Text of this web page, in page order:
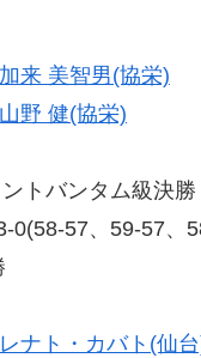
加来 美智男(協栄)
山野 健(協栄)
トバンタム級決勝
0(58-57、59-57、
レナト・カバト(仙